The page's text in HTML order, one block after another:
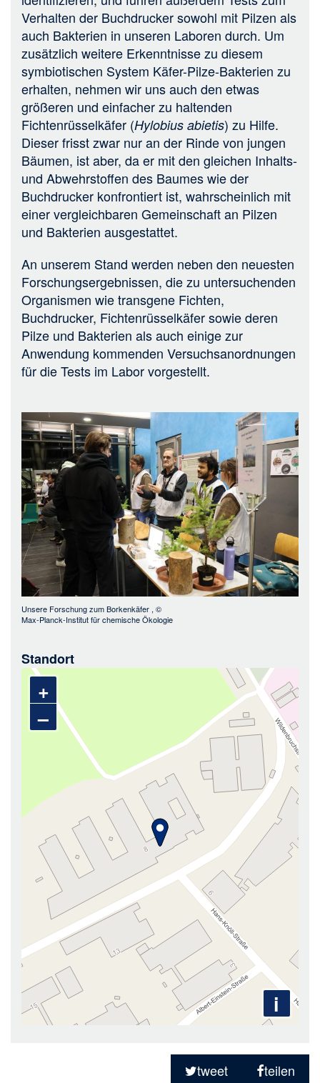
Verhalten der Buchdrucker sowohl mit Pilzen als
auch Bakterien in unseren Laboren durch. Um
zusätzlich weitere Erkenntnisse zu diesem
symbiotischen System Käfer-Pilze-Bakterien zu
erhalten, nehmen wir uns auch den etwas
größeren und einfacher zu haltenden
Fichtenrüsselkäfer (Hylobius abietis) zu Hilfe.
Dieser frisst zwar nur an der Rinde von jungen
Bäumen, ist aber, da er mit den gleichen Inhalts-
und Abwehrstoffen des Baumes wie der
Buchdrucker konfrontiert ist, wahrscheinlich mit
einer vergleichbaren Gemeinschaft an Pilzen
und Bakterien ausgestattet.
An unserem Stand werden neben den neuesten
Forschungsergebnissen, die zu untersuchenden
Organismen wie transgene Fichten,
Buchdrucker, Fichtenrüsselkäfer sowie deren
Pilze und Bakterien als auch einige zur
Anwendung kommenden Versuchsanordnungen
für die Tests im Labor vorgestellt.
Bild
Unsere Forschung zum Borkenkäfer , ©
Max-Planck-Institut für chemische Ökologie
Standort
+
–
i
tweet
teilen